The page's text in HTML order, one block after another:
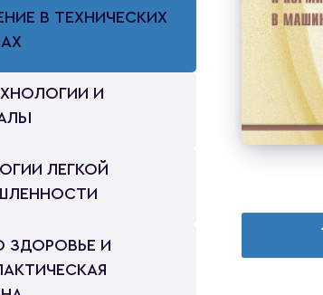
В ТЕХНИЧЕСКИХ
И
ЛЕГКОЙ
ЗДОРОВЬЕ И